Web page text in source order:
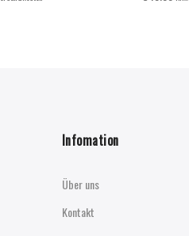
Infomation
Über uns
Kontakt